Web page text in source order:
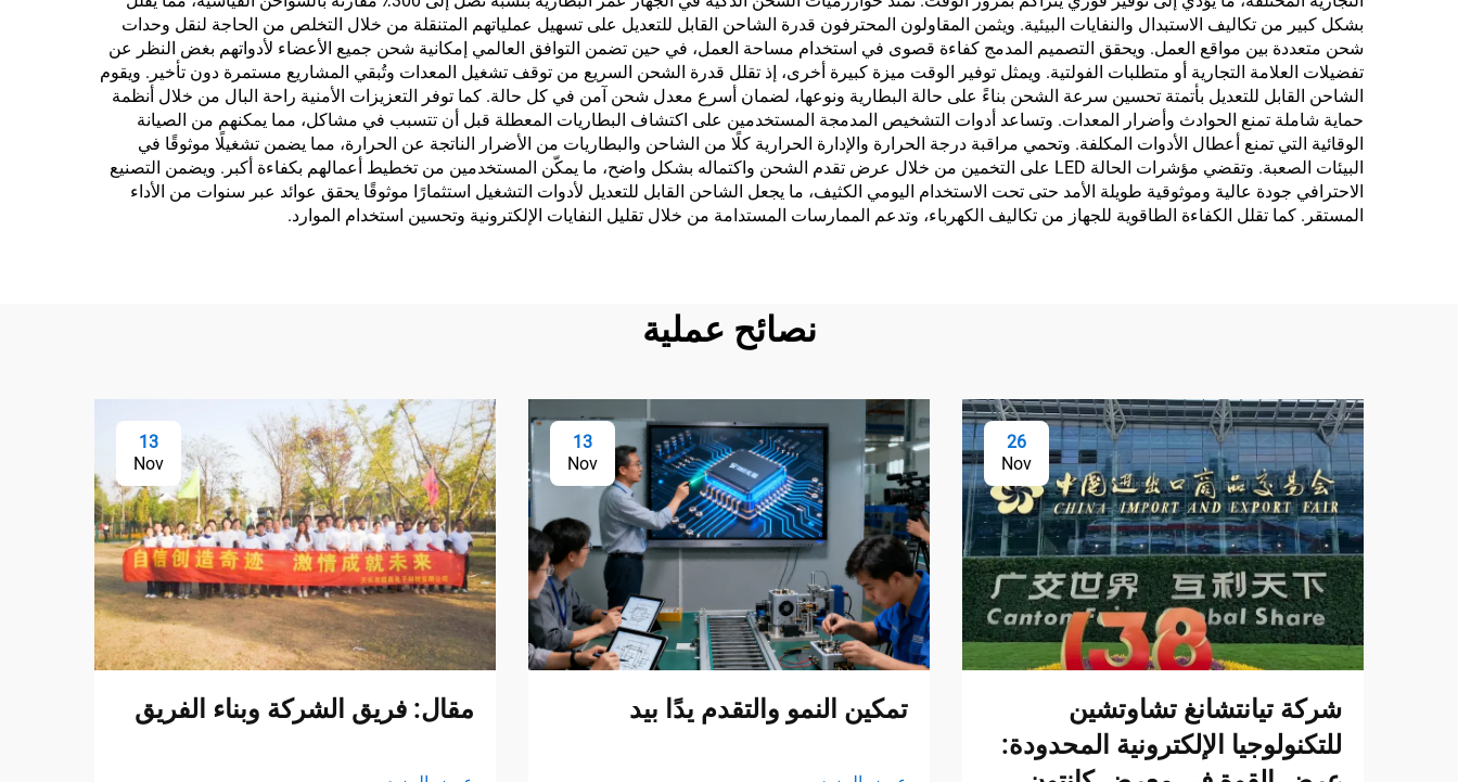
ببطاريات LifePO4
بشكل كبير من تكاليف الاستبدال والنفايات البيئية. ويثمن المقاولون المحترفون قدرة الشاحن القابل للتعديل على تسهيل عملياتهم المتنقلة من خلال التخلص من الحاجة لنقل وحدات
شحن متعددة بين مواقع العمل. ويحقق التصميم المدمج كفاءة قصوى في استخدام مساحة العمل، في حين تضمن التوافق العالمي إمكانية شحن جميع الأعضاء لأدواتهم بغض النظر عن
تفضيلات العلامة التجارية أو متطلبات الفولتية. ويمثل توفير الوقت ميزة كبيرة أخرى، إذ تقلل قدرة الشحن السريع من توقف تشغيل المعدات وتُبقي المشاريع مستمرة دون تأخير. ويقوم
الشاحن القابل للتعديل بأتمتة تحسين سرعة الشحن بناءً على حالة البطارية ونوعها، لضمان أسرع معدل شحن آمن في كل حالة. كما توفر التعزيزات الأمنية راحة البال من خلال أنظمة
حماية شاملة تمنع الحوادث وأضرار المعدات. وتساعد أدوات التشخيص المدمجة المستخدمين على اكتشاف البطاريات المعطلة قبل أن تتسبب في مشاكل، مما يمكنهم من الصيانة
الوقائية التي تمنع أعطال الأدوات المكلفة. وتحمي مراقبة درجة الحرارة والإدارة الحرارية كلًا من الشاحن والبطاريات من الأضرار الناتجة عن الحرارة، مما يضمن تشغيلًا موثوقًا في
البيئات الصعبة. وتقضي مؤشرات الحالة LED على التخمين من خلال عرض تقدم الشحن واكتماله بشكل واضح، ما يمكّن المستخدمين من تخطيط أعمالهم بكفاءة أكبر. ويضمن التصنيع
الاحترافي جودة عالية وموثوقية طويلة الأمد حتى تحت الاستخدام اليومي الكثيف، ما يجعل الشاحن القابل للتعديل لأدوات التشغيل استثمارًا موثوقًا يحقق عوائد عبر سنوات من الأداء
المستقر. كما تقلل الكفاءة الطاقوية للجهاز من تكاليف الكهرباء، وتدعم الممارسات المستدامة من خلال تقليل النفايات الإلكترونية وتحسين استخدام الموارد.
نصائح عملية
26
Nov
شركة تيانتشانغ تشاوتشين
للتكنولوجيا الإلكترونية المحدودة:
13
Nov
تمكين النمو والتقدم يدًا بيد
13
Nov
مقال: فريق الشركة وبناء الفريق